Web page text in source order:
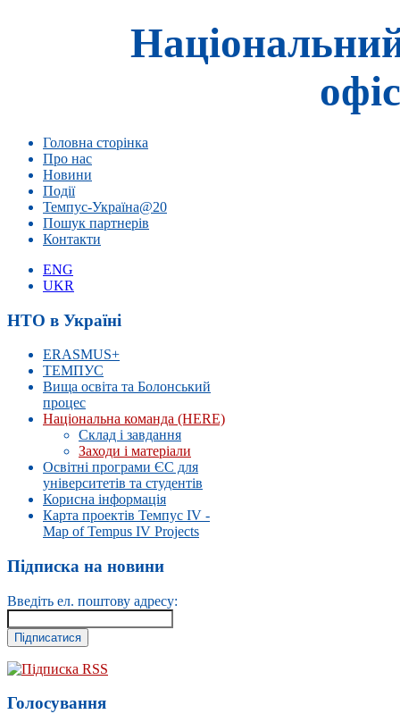
Головна сторінка
Про нас
Новини
Події
Темпус-Україна@20
Пошук партнерів
Контакти
ENG
UKR
НТО в Україні
ERASMUS+
ТЕМПУС
Вища освіта та Болонський
процес
Національна команда (HERE)
Склад і завдання
Заходи і матеріали
Освітні програми ЄС для
університетів та студентів
Корисна інформація
Карта проектів Темпус IV -
Map of Tempus IV Projects
Підписка на новини
Введіть ел. поштову адресу:
Підписка RSS
Голосування